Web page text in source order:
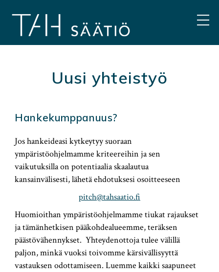
sisältöön
Uusi yhteistyö
Hankekumppanuus?
Jos hankeideasi kytkeytyy suoraan
ympäristöohjelmamme kriteereihin ja sen
vaikutuksilla on potentiaalia skaalautua
kansainvälisesti, lähetä ehdotuksesi osoitteeseen
pitch@tahsaatio.fi
Huomioithan ympäristöohjelmamme tiukat rajaukset
ja tämänhetkisen pääkohdealueemme, teräksen
päästövähennykset. Yhteydenottoja tulee välillä
paljon, minkä vuoksi toivomme kärsivällisyyttä
vastauksen odottamiseen. Luemme kaikki saapuneet